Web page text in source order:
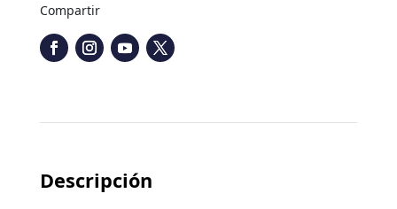
Compartir
Descripción